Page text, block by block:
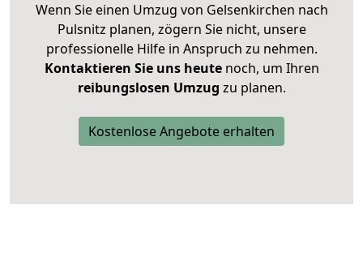
Wenn Sie einen Umzug von Gelsenkirchen nach
Pulsnitz planen, zögern Sie nicht, unsere
professionelle Hilfe in Anspruch zu nehmen.
Kontaktieren Sie uns heutenoch, um Ihren
reibungslosen Umzug zu planen.
Kostenlose Angebote erhalten